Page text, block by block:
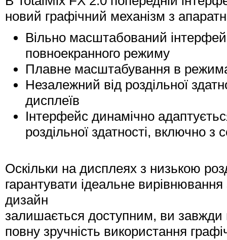
новий графічний механізм з
Вільно масштабований
повноекранного режиму
Плавне масштабування в
Незалежний від роздільної
дисплеїв
Інтерфейс динамічно
роздільної здатності, включно
Оскільки на дисплеях з низькою
гарантувати ідеальне
дизайн
залишається доступним, ви
повну зручність використання